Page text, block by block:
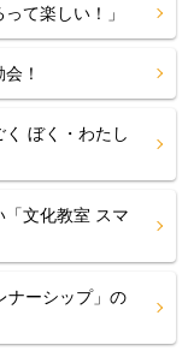
て楽しい！」
会！
ぼく・わたし
文化教室 スマ
ーシップ」の